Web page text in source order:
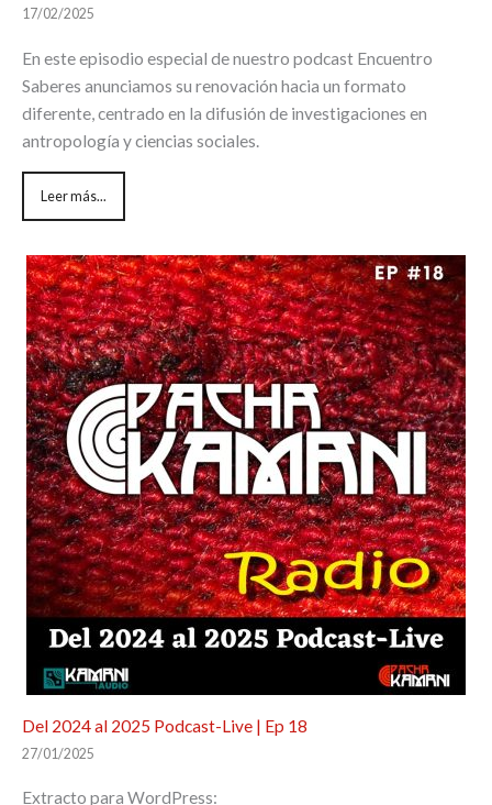
17/02/2025
En este episodio especial de nuestro podcast Encuentro
Saberes anunciamos su renovación hacia un formato
diferente, centrado en la difusión de investigaciones en
antropología y ciencias sociales.
Leer más...
Del 2024 al 2025 Podcast-Live | Ep 18
27/01/2025
Extracto para WordPress: